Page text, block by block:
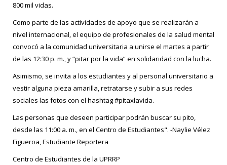
800 mil vidas.
Como parte de las actividades de apoyo que se realizarán a
nivel internacional, el equipo de profesionales de la salud mental
convocó a la comunidad universitaria a unirse el martes a partir
de las 12:30 p. m., y “pitar por la vida” en solidaridad con la lucha.
Asimismo, se invita a los estudiantes y al personal universitario a
vestir alguna pieza amarilla, retratarse y subir a sus redes
sociales las fotos con el hashtag #pitaxlavida.
Las personas que deseen participar podrán buscar su pito,
desde las 11:00 a. m., en el Centro de Estudiantes". -Naylie Vélez
Figueroa, Estudiante Reportera
Centro de Estudiantes de la UPRRP